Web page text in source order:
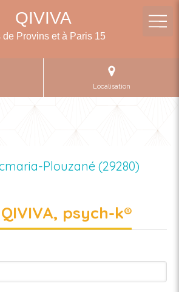
QIVIVA
de Provins et à Paris 15
Localisation
Plouzané (29280)
psych-k®